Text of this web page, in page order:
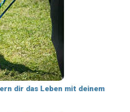
dir das Leben mit deinem